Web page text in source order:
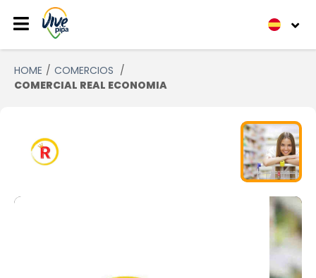
HOME
COMERCIOS
COMERCIAL REAL ECONOMIA